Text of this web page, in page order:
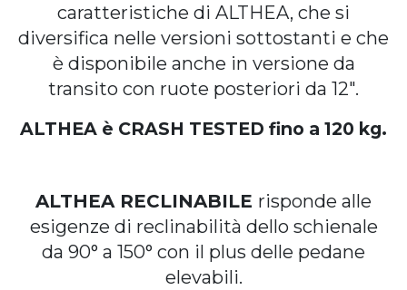
caratteristiche di ALTHEA, che si
diversifica nelle versioni sottostanti e che
è disponibile anche in versione da
transito con ruote posteriori da 12″.
ALTHEA è CRASH TESTED fino a 120 kg.
ALTHEA RECLINABILE risponde alle
esigenze di reclinabilità dello schienale
da 90° a 150° con il plus delle pedane
elevabili.